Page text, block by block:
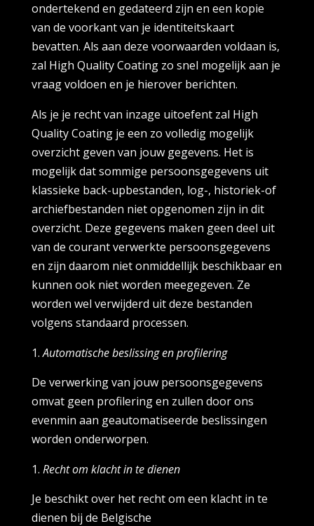
ondertekend en gedateerd zijn en een kopie
van de voorkant van je identiteitskaart
bevatten. Als aan deze voorwaarden voldaan is,
zal High Quality Coating zo snel mogelijk aan je
vraag voldoen en je hierover berichten.
Als je je recht van inzage uitoefent zal High
Quality Coating je een zo volledig mogelijk
overzicht geven van jouw gegevens. Het is
mogelijk dat sommige persoonsgegevens uit
klassieke back-upbestanden, log-, historiek-of
archiefbestanden niet opgenomen zijn in dit
overzicht. Deze gegevens maken geen deel uit
van de courant verwerkte persoonsgegevens
en zijn daarom niet onmiddellijk beschikbaar en
kunnen ook niet worden meegegeven. Ze
worden wel verwijderd uit deze bestanden
volgens standaard processen.
Automatische beslissing en profilering
De verwerking van jouw persoonsgegevens
omvat geen profilering en zullen door ons
evenmin aan geautomatiseerde beslissingen
worden onderworpen.
Recht om klacht in te dienen
Je beschikt over het recht om een klacht in te
dienen bij de Belgische